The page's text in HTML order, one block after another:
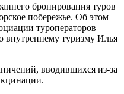
бронирования туров
побережье. Об этом
туроператоров
внутреннему туризму Илья
вводившихся из-за